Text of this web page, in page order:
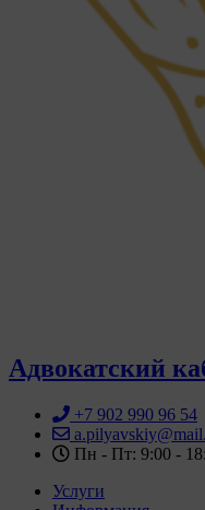
Адвокатский
+7 902 990 96 54
Пн - Пт: 9:00 -
Услуги